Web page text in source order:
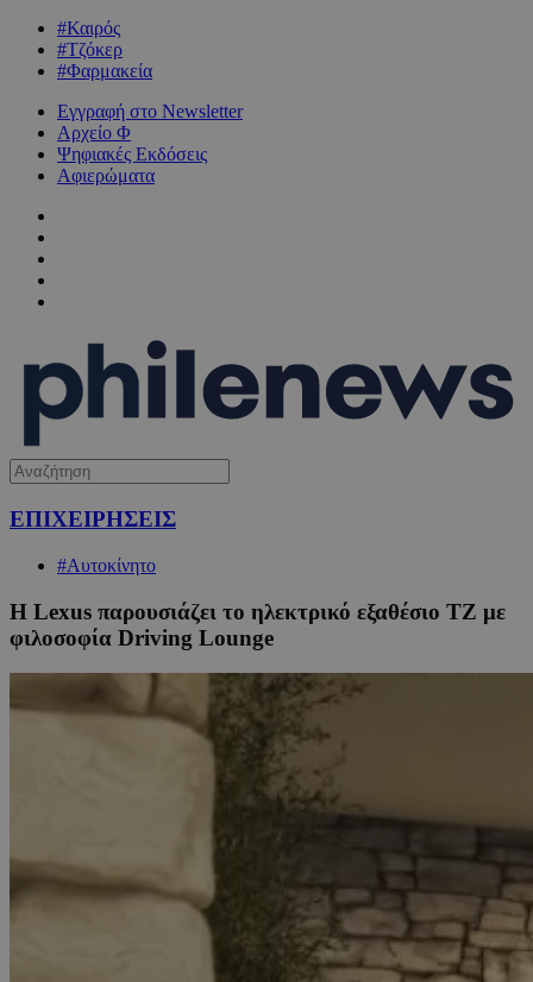
#Καιρός
#Τζόκερ
#Φαρμακεία
Εγγραφή στο Newsletter
Αρχείο Φ
Ψηφιακές Εκδόσεις
Αφιερώματα
ΕΠΙΧΕΙΡΗΣΕΙΣ
#Αυτοκίνητο
Η Lexus παρουσιάζει το ηλεκτρικό εξαθέσιο TZ με
φιλοσοφία Driving Lounge